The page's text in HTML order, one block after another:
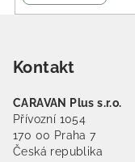
Kontakt
CARAVAN Plus s.r.o.
Přívozní 1054
170 00 Praha 7
Česká republika